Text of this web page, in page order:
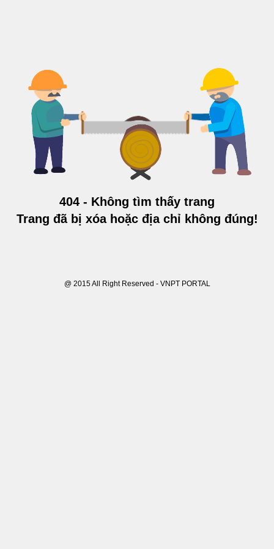
404 - Không tìm thấy trang
Trang đã bị xóa hoặc địa chỉ không đúng!
@ 2015 All Right Reserved - VNPT PORTAL